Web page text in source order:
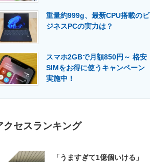
重量約999g、最新CPU搭載のビ
ジネスPCの実力は？
スマホ2GBで月額850円～ 格安
SIMをお得に使うキャンペーン
実施中！
クセスランキング
「うますぎて1億個いける」